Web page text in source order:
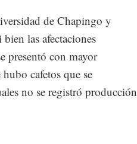
de Chapingo y
las afectaciones
presentó con mayor
cafetos que se
no se registró producción